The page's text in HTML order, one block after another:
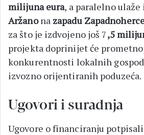
milijuna eura, a paralelno
Aržanona zapadu
za što je izdvojeno još 7,5
projekta doprinijet će
konkurentnosti lokalnih
izvozno orijentiranih poduzeća.
Ugovori i suradnja
Ugovore o financiranju